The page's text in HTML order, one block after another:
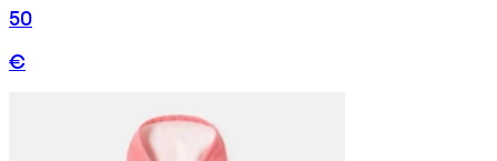
50
€